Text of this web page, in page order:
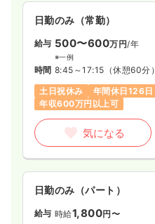
日勤のみ（常勤）
給与 500〜600万円/年
※一例
時間 8:45～17:15 （休憩60分）
土日祝休み
年間休日126日
年収600万円以上可
気になる
日勤のみ（パート）
給与 時給1,800円〜